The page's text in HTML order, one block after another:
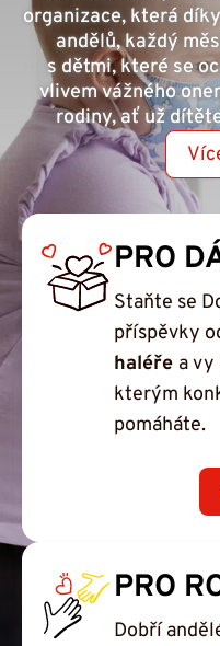
organizace, která
andělů, každý
s dětmi, které se
vlivem vážného
rodiny, ať už
PRO
Staňte se
příspěvky
haléře a
kterým
pomáháte.
PRO
Dobří